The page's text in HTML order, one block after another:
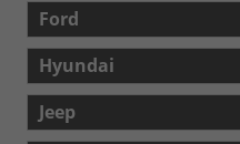
Ford
Hyundai
Jeep